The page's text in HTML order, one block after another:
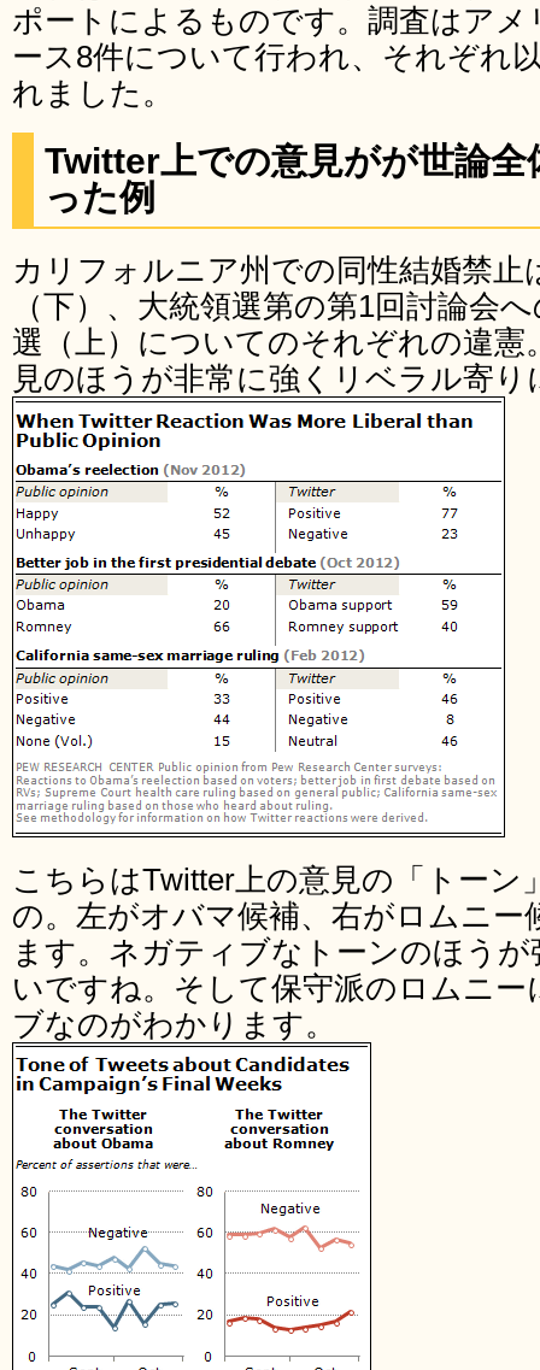
ポートによるものです。調査はア
ース8件について行われ、それぞれ
れました。
Twitter上での意見がが世論
った例
カリフォルニア州での同性結婚禁止
（下）、大統領選第の第1回討論会
選（上）についてのそれぞれの違憲
見のほうが非常に強くリベラル寄
こちらはTwitter上の意見の「トーン
の。左がオバマ候補、右がロムニ
ます。ネガティブなトーンのほう
いですね。そして保守派のロムニ
ブなのがわかります。